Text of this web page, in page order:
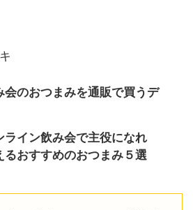
会のおつまみを通販で買うデ
ライン飲み会で主役になれ
るおすすめのおつまみ５選